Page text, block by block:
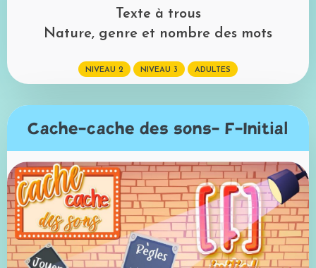
Texte à trous
Nature, genre et nombre des mots
NIVEAU 2 NIVEAU 3 ADULTES
Cache-cache des sons- F-Initial